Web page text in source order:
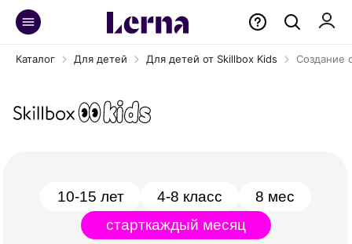
Каталог Для детей Для детей от Skillbox Kids Создание
Создание сайтов